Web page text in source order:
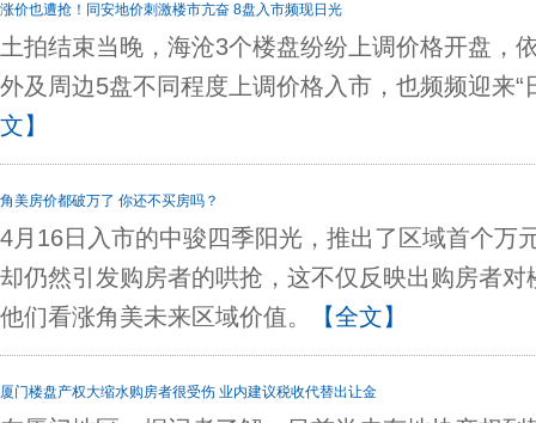
涨价也遭抢！同安地价刺激楼市亢奋 8盘入市频现日光
土拍结束当晚，海沧3个楼盘纷纷上调价格开盘，
外及周边5盘不同程度上调价格入市，也频频迎来“
文】
角美房价都破万了 你还不买房吗？
4月16日入市的中骏四季阳光，推出了区域首个万
却仍然引发购房者的哄抢，这不仅反映出购房者
他们看涨角美未来区域价值。
【全文】
厦门楼盘产权大缩水购房者很受伤 业内建议税收代替出让金